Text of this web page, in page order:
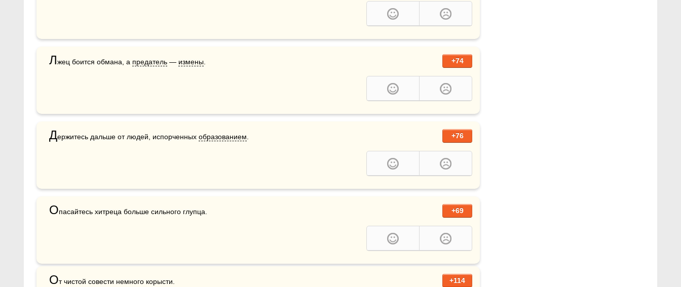
+74
Лжец боится обмана, а предатель — измены
+76
Держитесь дальше от людей, испорченных образованием
+69
Опасайтесь хитреца больше сильного глупца.
+114
От чистой совести немного корысти.